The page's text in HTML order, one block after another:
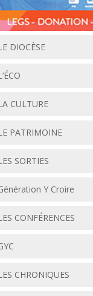
DIOCÈSE
CULTURE
PATRIMOINE
SORTIES
Y Croire
CONFÉRENCES
CHRONIQUES